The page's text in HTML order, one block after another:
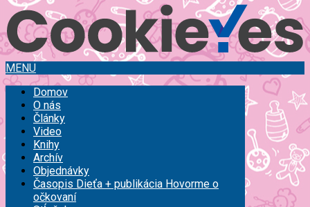
MENU
Domov
O nás
Články
Video
Knihy
Archív
Objednávky
Časopis Dieťa + publikácia Hovorme o
očkovaní